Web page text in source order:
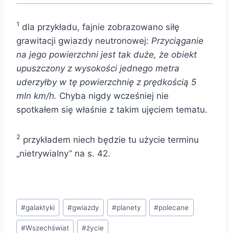
1 dla przykładu, fajnie zobrazowano siłę
grawitacji gwiazdy neutronowej: Przyciąganie
na jego powierzchni jest tak duże, że obiekt
upuszczony z wysokości jednego metra
uderzyłby w tę powierzchnię z prędkością 5
mln km/h. Chyba nigdy wcześniej nie
spotkałem się właśnie z takim ujęciem tematu.
2 przykładem niech będzie tu użycie terminu
„nietrywialny” na s. 42.
Tagi
wpisu:
#galaktyki #gwiazdy #planety #polecane
#Wszechświat #życie